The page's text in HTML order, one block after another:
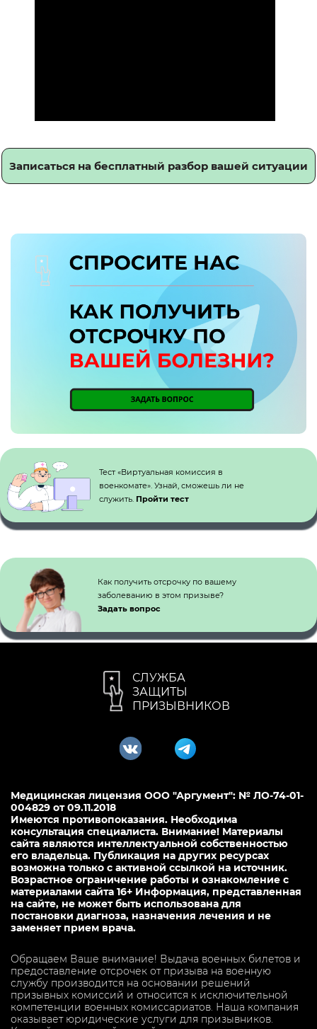
Записаться на бесплатный разбор вашей ситуации
Тест «Виртуальная комиссия в
военкомате». Узнай, сможешь ли не
служить. Пройти тест
Как получить отсрочку по вашему
заболеванию в этом призыве?
Задать вопрос
СЛУЖБА
ЗАЩИТЫ
ПРИЗЫВНИКОВ
Медицинская лицензия ООО "Аргумент": № ЛО-74-01-
004829 от 09.11.2018
Имеются противопоказания. Необходима
консультация специалиста. Внимание! Материалы
сайта являются интеллектуальной собственностью
его владельца. Публикация на других ресурсах
возможна только с активной ссылкой на источник.
Возрастное ограничение работы и ознакомление с
материалами сайта 16+ Информация, представленная
на сайте, не может быть использована для
постановки диагноза, назначения лечения и не
заменяет прием врача.
Обращаем Ваше внимание! Выдача военных билетов и
предоставление отсрочек от призыва на военную
службу производится на основании решений
призывных комиссий и относится к исключительной
компетенции военных комиссариатов. Наша компания
оказывает юридические услуги для призывников.